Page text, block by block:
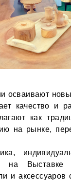
осваивают
качество и
как
на рынке,
на Выставке
и